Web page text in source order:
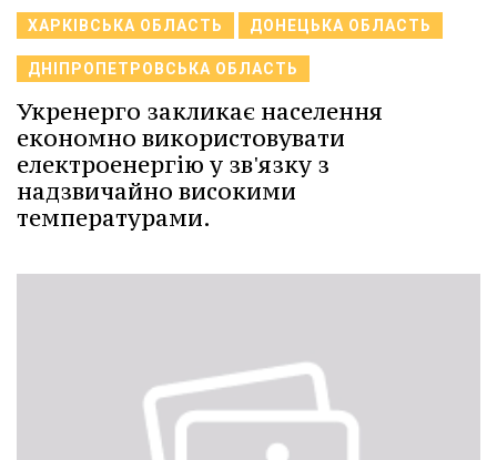
ХАРКІВСЬКА ОБЛАСТЬ ДОНЕЦЬКА ОБЛАСТЬ
ДНІПРОПЕТРОВСЬКА ОБЛАСТЬ
Укренерго закликає населення
економно використовувати
електроенергію у зв'язку з
надзвичайно високими
температурами.